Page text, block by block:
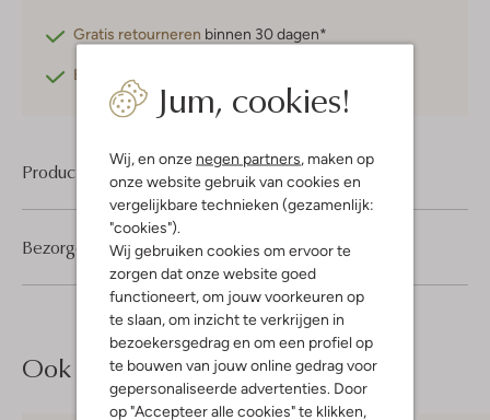
Jum, cookies!
Wij, en onze negen partners , maken op
onze website gebruik van cookies en
vergelijkbare technieken (gezamenlijk:
"cookies").
Wij gebruiken cookies om ervoor te
zorgen dat onze website goed
functioneert, om jouw voorkeuren op
te slaan, om inzicht te verkrijgen in
bezoekersgedrag en om een profiel op
te bouwen van jouw online gedrag voor
gepersonaliseerde advertenties. Door
op "Accepteer alle cookies" te klikken,
Gratis retourneren binnen 30 dagen*
Betaal achteraf
Product informatie
Bezorgen & retourneren
Ook iets voor jou?